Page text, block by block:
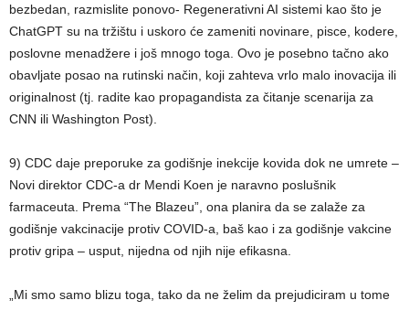
bezbedan, razmislite ponovo- Regenerativni AI sistemi kao što je
ChatGPT su na tržištu i uskoro će zameniti novinare, pisce, kodere,
poslovne menadžere i još mnogo toga. Ovo je posebno tačno ako
obavljate posao na rutinski način, koji zahteva vrlo malo inovacija ili
originalnost (tj. radite kao propagandista za čitanje scenarija za
CNN ili Washington Post).
9) CDC daje preporuke za godišnje inekcije kovida dok ne umrete –
Novi direktor CDC-a dr Mendi Koen je naravno poslušnik
farmaceuta. Prema “The Blazeu”, ona planira da se zalaže za
godišnje vakcinacije protiv COVID-a, baš kao i za godišnje vakcine
protiv gripa – usput, nijedna od njih nije efikasna.
„Mi smo samo blizu toga, tako da ne želim da prejudiciram u tome